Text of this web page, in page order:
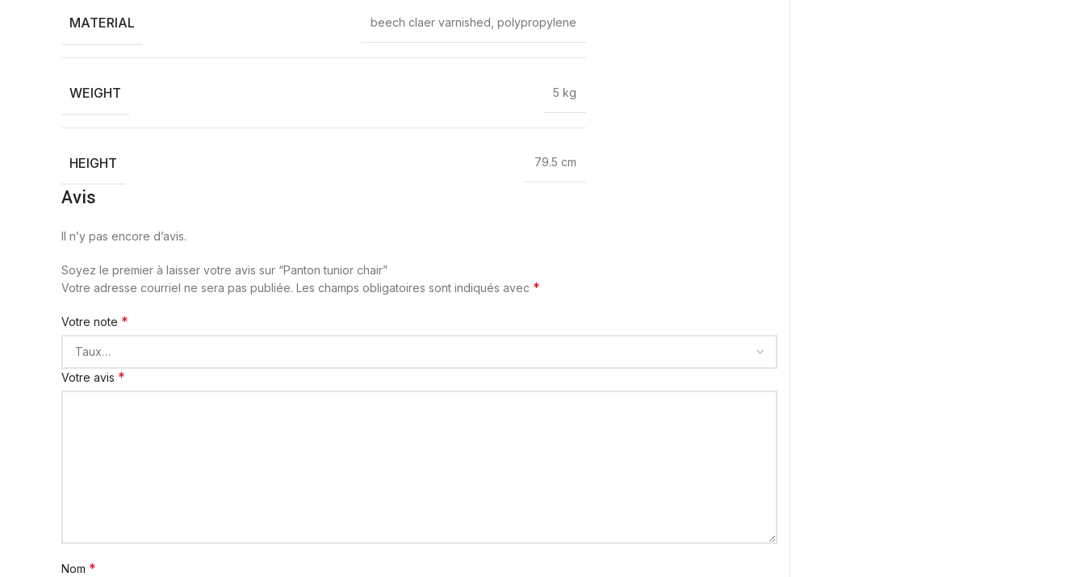
MATERIAL beech claer varnished, polypropylene
WEIGHT 5 kg
HEIGHT 79.5 cm
Avis
Il n’y pas encore d’avis.
Soyez le premier à laisser votre avis sur “Panton tunior chair”
Votre adresse courriel ne sera pas publiée. Les champs obligatoires sont indiqués avec *
Votre note *
Votre avis *
Nom *